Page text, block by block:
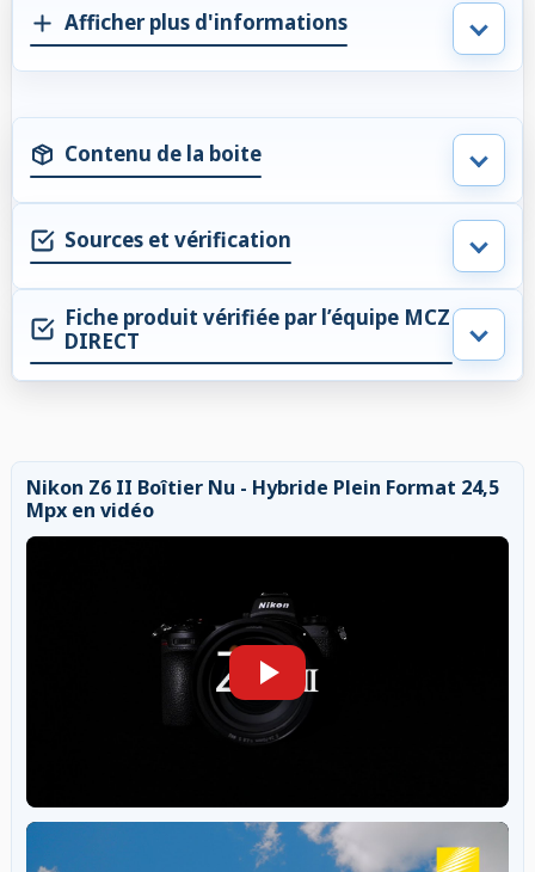
Afficher plus d'informations
Contenu de la boite
Sources et vérification
Fiche produit vérifiée par l’équipe MCZ
DIRECT
Nikon Z6 II Boîtier Nu - Hybride Plein Format 24,5
Mpx en vidéo